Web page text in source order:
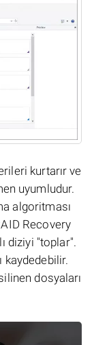
kurtarır ve
uyumludur.
algoritması
Recovery
diziyi "toplar".
kaydedebilir.
dosyaları